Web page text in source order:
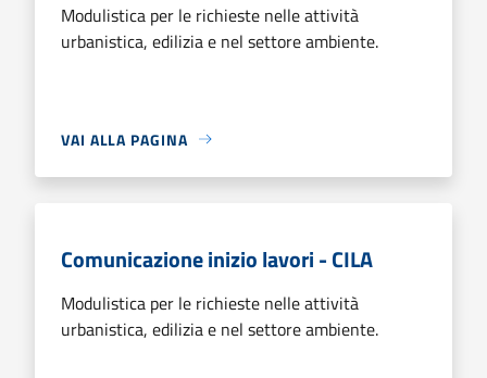
Modulistica per le richieste nelle attività
urbanistica, edilizia e nel settore ambiente.
VAI ALLA PAGINA
Comunicazione inizio lavori - CILA
Modulistica per le richieste nelle attività
urbanistica, edilizia e nel settore ambiente.